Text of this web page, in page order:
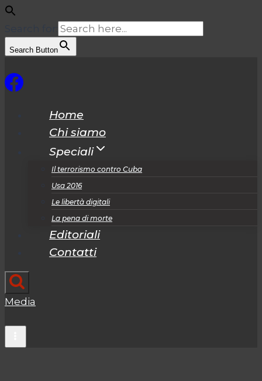
Search Button
al
Home
Chi siamo
Speciali
Il terrorismo contro Cuba
Usa 2016
Le libertà digitali
La pena di morte
Editoriali
Contatti
Media